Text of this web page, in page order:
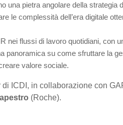
una pietra angolare della strategia
le complessità dell’era digitale
nei flussi di lavoro quotidiani, con
panoramica su come sfruttare la
valore sociale.
ICDI, in collaborazione con
(Roche).